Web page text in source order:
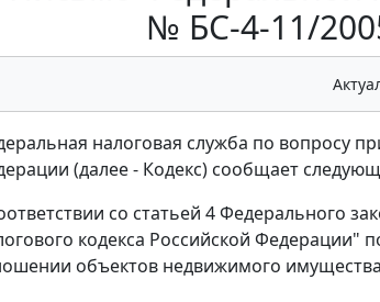
№ БС-4-11/
налоговая служба по вопросу
(далее - Кодекс) сообщает
со статьей 4 Федерального
кодекса Российской Федерации"
объектов недвижимого